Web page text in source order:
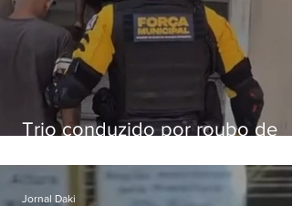
Trio conduzido por roubo de
passagens
Jornal Daki